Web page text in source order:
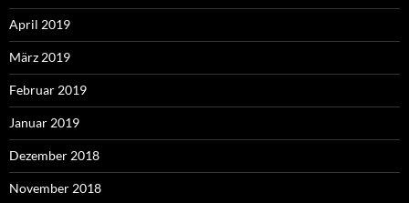
April 2019
März 2019
Februar 2019
Januar 2019
Dezember 2018
November 2018